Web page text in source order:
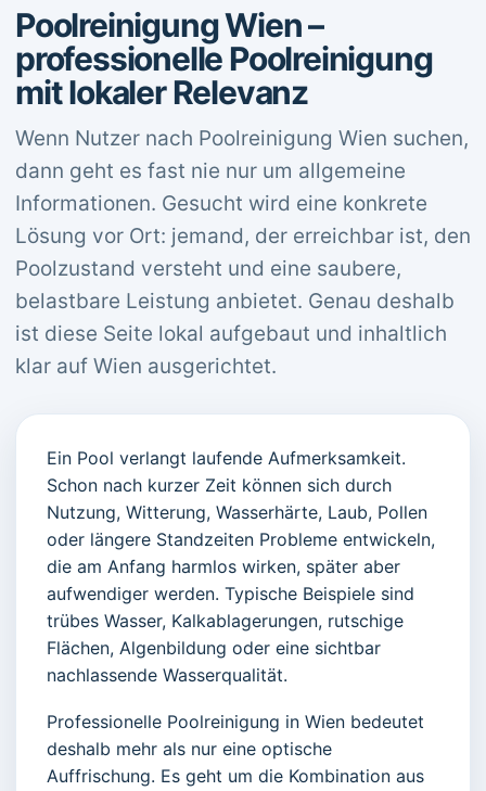
Poolreinigung Wien –
professionelle Poolreinigung
mit lokaler Relevanz
Wenn Nutzer nach Poolreinigung Wien suchen,
dann geht es fast nie nur um allgemeine
Informationen. Gesucht wird eine konkrete
Lösung vor Ort: jemand, der erreichbar ist, den
Poolzustand versteht und eine saubere,
belastbare Leistung anbietet. Genau deshalb
ist diese Seite lokal aufgebaut und inhaltlich
klar auf Wien ausgerichtet.
Ein Pool verlangt laufende Aufmerksamkeit.
Schon nach kurzer Zeit können sich durch
Nutzung, Witterung, Wasserhärte, Laub, Pollen
oder längere Standzeiten Probleme entwickeln,
die am Anfang harmlos wirken, später aber
aufwendiger werden. Typische Beispiele sind
trübes Wasser, Kalkablagerungen, rutschige
Flächen, Algenbildung oder eine sichtbar
nachlassende Wasserqualität.
Professionelle Poolreinigung in Wien bedeutet
deshalb mehr als nur eine optische
Auffrischung. Es geht um die Kombination aus